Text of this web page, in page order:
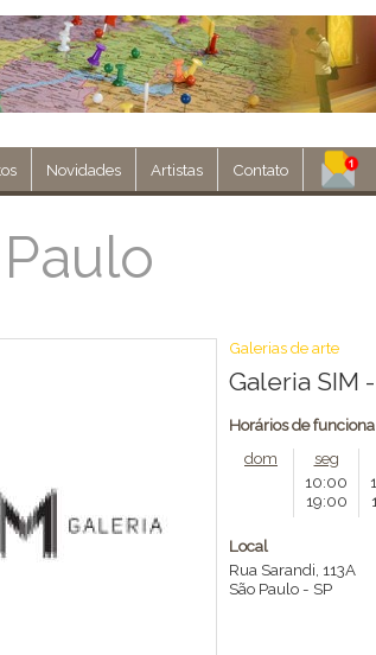
Novidades Artistas Contato
Galerias de arte
Galeria SIM
Horários de
dom
seg
10:00
19:00
Local
Rua Sarandi, 113A
São Paulo - SP